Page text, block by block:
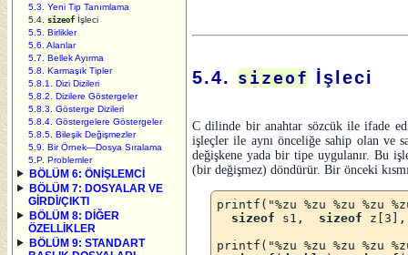
5.3. Yeni Tip Tanımlama
5.4. sizeof İşleci
5.5. Birlikler
5.6. Alanlar
5.7. Bellek Ayırma
5.8. Karmaşık Tipler
5.8.1. Dizi Dizileri
5.8.2. Dizilere Göstergeler
5.8.3. Gösterge Dizileri
5.8.4. Göstergelere Göstergeler
5.8.5. Bileşik Değişmezler
5.9. Bir Örnek—Dosya Sıralama
5.P. Problemler
BÖLÜM 6: ÖNİŞLEMCİ
BÖLÜM 7: DOSYALAR VE
GİRDİ/ÇIKTI
BÖLÜM 8: DİĞER
ÖZELLİKLER
BÖLÜM 9: STANDART
5.4. sizeof İşleci
C dilinde bir anahtar sözcük ile ifade
işleçler ile aynı önceliğe sahip olan ve
değişkene yada bir tipe uygulanır. Bu
(bir değişmez) döndürür. Bir önceki
printf("%zu %zu %zu %zu
sizeof s1, sizeof
printf("%zu %zu %zu %zu